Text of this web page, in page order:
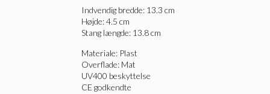
Indvendig bredde: 13.3 cm
Højde: 4.5 cm
Stang længde: 13.8 cm
Materiale: Plast
Overflade: Mat
UV400 beskyttelse
CE godkendte